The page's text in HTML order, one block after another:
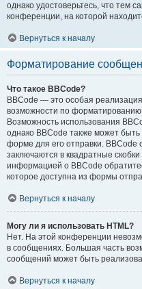
однако удостоверьтесь, что тем
конференции, на которой
Вернуться к началу
Форматирование
Что такое BBCode?
BBCode — это особая
возможности по
Возможность использования
однако BBCode также может
форме для его отправки. BBCode
заключаются в квадратные
информацией о BBCode
которое доступна из формы
Вернуться к началу
Могу ли я использовать HTML?
Нет. На этой конференции
в сообщениях. Большая часть
сообщений может быть
Вернуться к началу